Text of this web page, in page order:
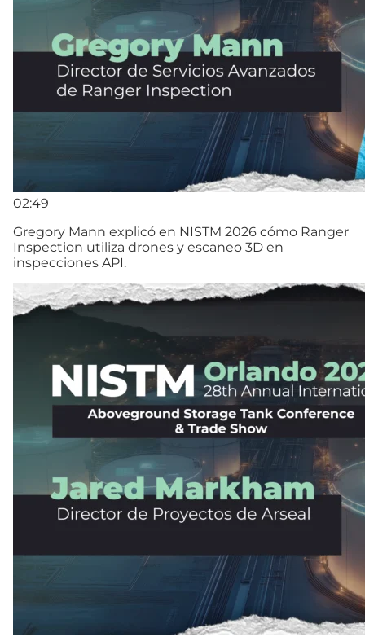
02:49
Gregory Mann explicó en NISTM 2026 cómo Ranger
Inspection utiliza drones y escaneo 3D en
inspecciones API.